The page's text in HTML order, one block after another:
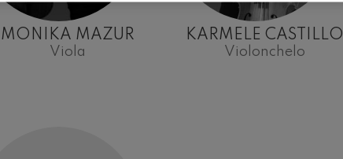
MONIKA MAZUR
Viola
KARMELE CASTILLO
Violonchelo